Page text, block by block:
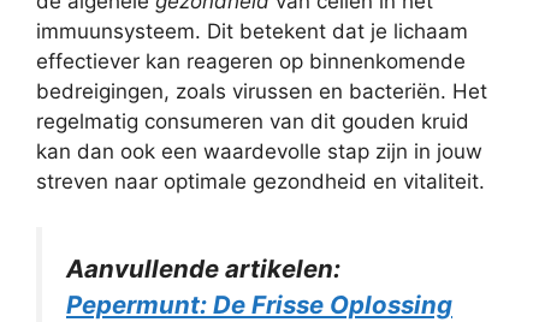
immuunsysteem. Dit betekent dat je lichaam
effectiever kan reageren op binnenkomende
bedreigingen, zoals virussen en bacteriën. Het
regelmatig consumeren van dit gouden kruid
kan dan ook een waardevolle stap zijn in jouw
streven naar optimale gezondheid en vitaliteit.
Aanvullende artikelen:
Pepermunt: De Frisse Oplossing